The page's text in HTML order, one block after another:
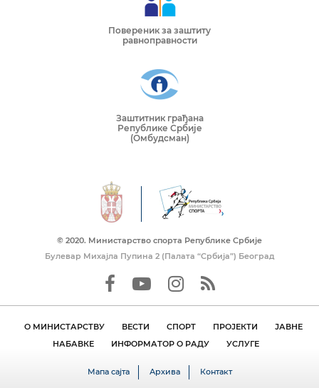
Повереник за заштиту
равноправности
Заштитник грађана
Републике Србије
(Омбудсман)
© 2020. Mинистарство спорта Републике Србије
Булевар Михајла Пупина 2 (Палата “Србија”) Београд
О МИНИСТАРСТВУ ВЕСТИ СПОРТ ПРОЈЕКТИ
ЈАВНЕ
НАБАВКЕ
ИНФОРМАТОР О РАДУ УСЛУГЕ
Мапа сајта Архива Контакт